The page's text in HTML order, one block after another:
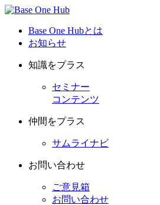
Base One Hubとは
お知らせ
知識をプラス
セミナー
コンテンツ
仲間をプラス
サムライナビ
お問い合わせ
ご意見箱
お問い合わせ